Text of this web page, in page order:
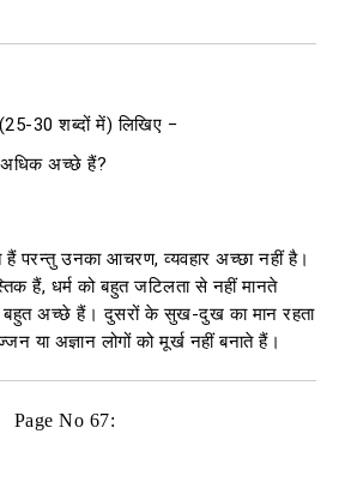
(25-30शब्दों में)लिखिए −
अधिक अच्छे हैं?
हैं परन्तु उनका आचरण, व्यवहार अच्छा नहीं है।
हैं, धर्म को बहुत जटिलता से नहीं मानते
बहुत अच्छे हैं। दुसरों के सुख-दुख का मान रहता
या अज्ञान लोगों को मूर्ख नहीं बनाते हैं।
Page No 67: